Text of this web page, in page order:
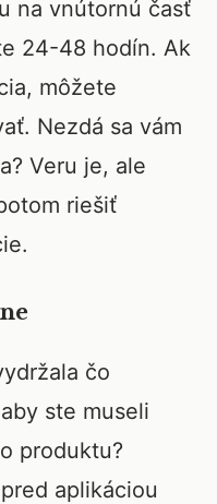
na vnútornú časť
24-48 hodín. Ak
môžete
Nezdá sa vám
Veru je, ale
riešiť
čo
ste museli
produktu?
aplikáciou